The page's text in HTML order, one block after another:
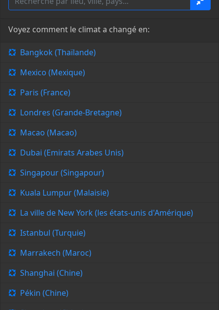
Voyez comment le climat a changé en:
Bangkok (Thaïlande)
Mexico (Mexique)
Paris (France)
Londres (Grande-Bretagne)
Macao (Macao)
Dubai (Emirats Arabes Unis)
Singapour (Singapour)
Kuala Lumpur (Malaisie)
La ville de New York (les états-unis d'Amérique)
Istanbul (Turquie)
Marrakech (Maroc)
Shanghai (Chine)
Pékin (Chine)